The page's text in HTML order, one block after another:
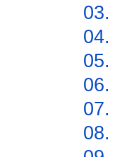
03.
04.
05.
06.
07.
08.